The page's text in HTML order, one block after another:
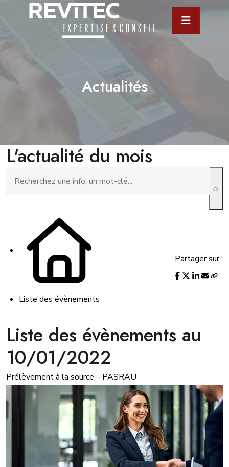
Actualités
L'actualité du mois
Liste des évènements
Partager sur :
Liste des évènements au
10/01/2022
Prélèvement à la source – PASRAU